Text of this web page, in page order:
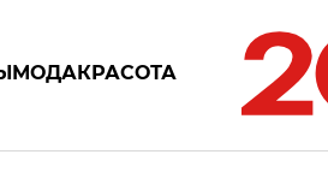
МОДАКРАСОТА